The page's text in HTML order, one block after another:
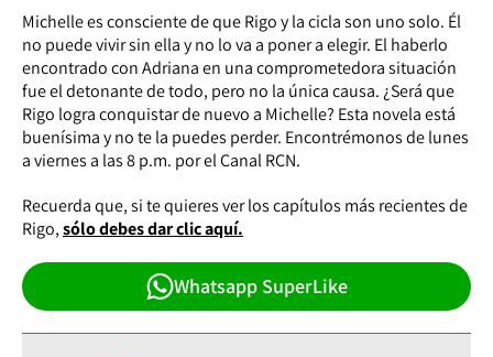
Michelle es consciente de que Rigo y la cicla son uno solo. Él
no puede vivir sin ella y no lo va a poner a elegir. El haberlo
encontrado con Adriana en una comprometedora situación
fue el detonante de todo, pero no la única causa. ¿Será que
Rigo logra conquistar de nuevo a Michelle? Esta novela está
buenísima y no te la puedes perder. Encontrémonos de lunes
a viernes a las 8 p.m. por el Canal RCN.
Recuerda que, si te quieres ver los capítulos más recientes de
Rigo,sólo debes dar clic aquí.
Whatsapp SuperLike